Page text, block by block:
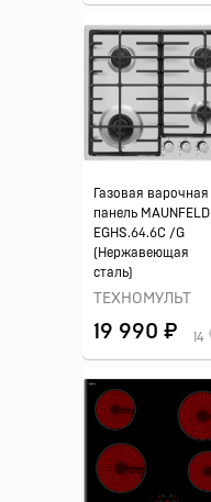
Газовая варочная
панель MAUNFELD
EGHS.64.6C /G
(Нержавеющая
сталь)
ТЕХНОМУЛЬТ
19 990 ₽ 14